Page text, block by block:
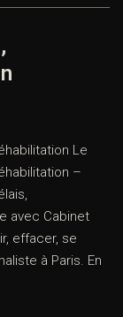
Le
–
avec Cabinet
effacer, se
à Paris. En